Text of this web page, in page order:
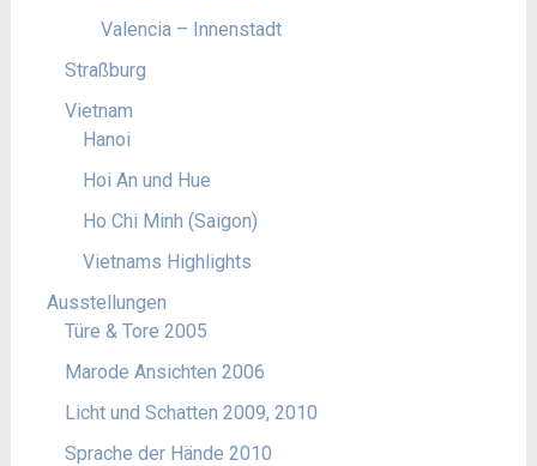
Valencia – Innenstadt
Straßburg
Vietnam
Hanoi
Hoi An und Hue
Ho Chi Minh (Saigon)
Vietnams Highlights
Ausstellungen
Türe & Tore 2005
Marode Ansichten 2006
Licht und Schatten 2009, 2010
Sprache der Hände 2010